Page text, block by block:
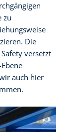
zu
Die
versetzt
auch hier